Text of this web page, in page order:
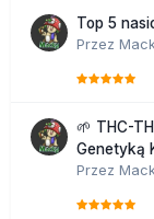
Top 5
Przez
🌱 THC-
Genetyką
Przez